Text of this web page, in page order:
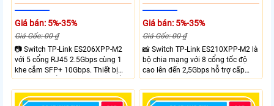
Giá bán: 5%-35%
Giá Gốc: 00 ₫
📷 Switch TP-Link ES206XPP-M2
với 5 cổng RJ45 2.5Gbps cùng 1
khe cắm SFP+ 10Gbps. Thiết bị
tích hợp 4 cổng PoE++ đạt chuẩn
802.3af/at/bt tổng công suất
120W cấp nguồn đến 90W mỗi
Giá bán: 5%-35%
Giá Gốc: 00 ₫
📸 Switch TP-Link ES210XPP-M2 là
bộ chia mạng với 8 cổng tốc độ
cao lên đến 2,5Gbps hỗ trợ cấp
nguồn và mạng cho đầu ghi hình
từ xa nhờ công suất POE lên đến